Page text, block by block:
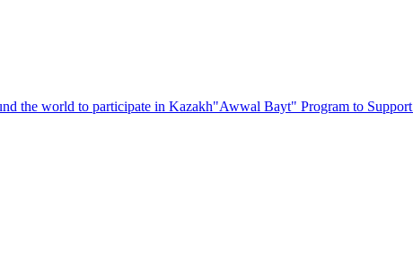
"Awwal Bayt" Program to Support